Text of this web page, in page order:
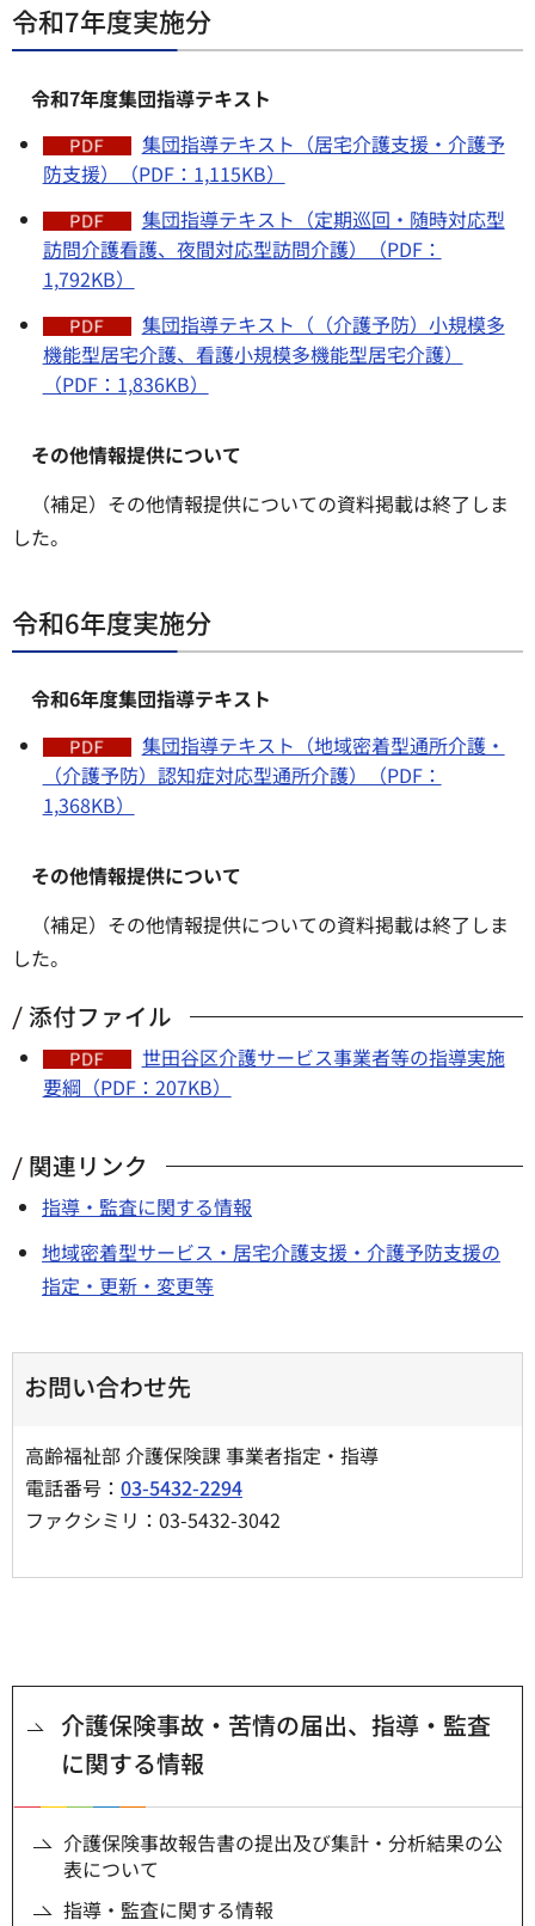
令和7年度実施分
令和7年度集団指導テキスト
集団指導テキスト（居宅介護支援・介護予
防支援）（PDF：1,115KB）
集団指導テキスト（定期巡回・随時対応型
訪問介護看護、夜間対応型訪問介護）（PDF：
1,792KB）
集団指導テキスト（（介護予防）小規模多
機能型居宅介護、看護小規模多機能型居宅介護）
（PDF：1,836KB）
その他情報提供について
（補足）その他情報提供についての資料掲載は終了しま
した。
令和6年度実施分
令和6年度集団指導テキスト
集団指導テキスト（地域密着型通所介護・
（介護予防）認知症対応型通所介護）（PDF：
1,368KB）
その他情報提供について
（補足）その他情報提供についての資料掲載は終了しま
した。
添付ファイル
世田谷区介護サービス事業者等の指導実施
要綱（PDF：207KB）
関連リンク
指導・監査に関する情報
地域密着型サービス・居宅介護支援・介護予防支援の
指定・更新・変更等
お問い合わせ先
高齢福祉部 介護保険課 事業者指定・指導
電話番号： 03-5432-2294
ファクシミリ：03-5432-3042
介護保険事故・苦情の届出、指導・監査
に関する情報
介護保険事故報告書の提出及び集計・分析結果の公
表について
指導・監査に関する情報